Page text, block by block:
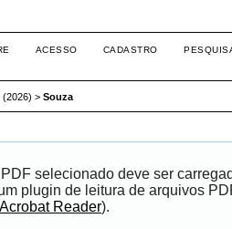
ACESSO CADASTRO
(2026) > Souza
selecionado deve ser
plugin de leitura de arquivos
Reader).